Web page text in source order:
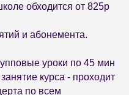
обходится от 825р
и абонемента.
уроки по 45 мин
курса - проходит
по всем